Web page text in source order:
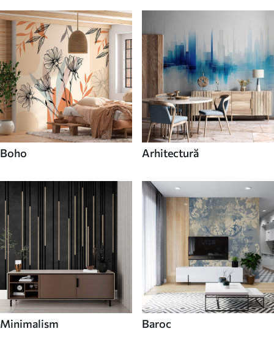
Boho Arhitectură
Minimalism Baroc